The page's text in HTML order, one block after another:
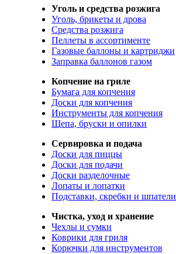
Уголь и средства розжига
Уголь, брикеты и дрова
Средства розжига
Пеллеты в ассортименте
Газовые баллоны и картриджи
Заправка баллонов газом
Копчение на гриле
Бумага для копчения
Доски для копчения
Инструменты для копчения
Щепа, бруски и опилки
Сервировка и подача
Доски для пиццы
Доски для подачи
Доски разделочные
Лопаты и лопатки
Подставки, скребки и шпатели
Чистка, уход и хранение
Чехлы и сумки
Коврики для гриля
Корючки для инструментов